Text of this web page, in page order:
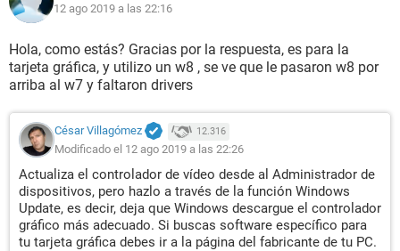
12 ago 2019 a las 22:16
Hola, como estás? Gracias por la respuesta, es para la
tarjeta gráfica, y utilizo un w8 , se ve que le pasaron w8 por
arriba al w7 y faltaron drivers
César Villagómez 12.316
Modificado el 12 ago 2019 a las 22:26
Actualiza el controlador de vídeo desde al Administrador de
dispositivos, pero hazlo a través de la función Windows
Update, es decir, deja que Windows descargue el controlador
gráfico más adecuado. Si buscas software específico para
tu tarjeta gráfica debes ir a la página del fabricante de tu PC.